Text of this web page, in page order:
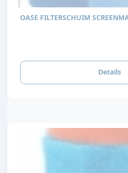
OASE FILTERSCHUIM
Details